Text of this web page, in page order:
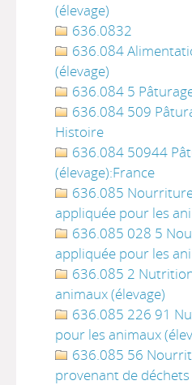
(élevage)
636.0832
636.084
(élevage)
636.084 5
636.084 509
Histoire
636.084 50944
(élevage):France
636.085
appliquée pour les
636.085 028 5
appliquée pour les
636.085 2
animaux (élevage)
636.085 226 91
pour les animaux
636.085 56
provenant de déchets